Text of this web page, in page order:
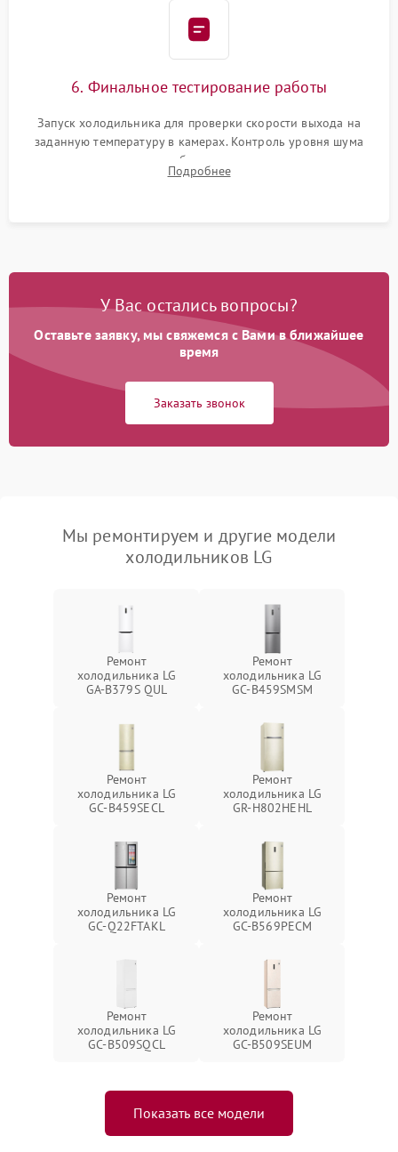
6. Финальное тестирование работы
Запуск холодильника для проверки скорости выхода на
заданную температуру в камерах. Контроль уровня шума
компрессора, отсутствия обмерзания стенок и корректного
срабатывания системы автоматической оттайки.
Подробнее
У Вас остались вопросы?
Оставьте заявку, мы свяжемся с Вами в ближайшее
время
Заказать звонок
Мы ремонтируем и другие модели
холодильников LG
Ремонт
холодильника LG
GA-B379S QUL
Ремонт
холодильника LG
GC-B459SMSM
Ремонт
холодильника LG
GC-B459SECL
Ремонт
холодильника LG
GR-H802HEHL
Ремонт
холодильника LG
GC-Q22FTAKL
Ремонт
холодильника LG
GC-B569PECM
Ремонт
холодильника LG
GC-B509SQCL
Ремонт
холодильника LG
GC-B509SEUM
Показать все модели